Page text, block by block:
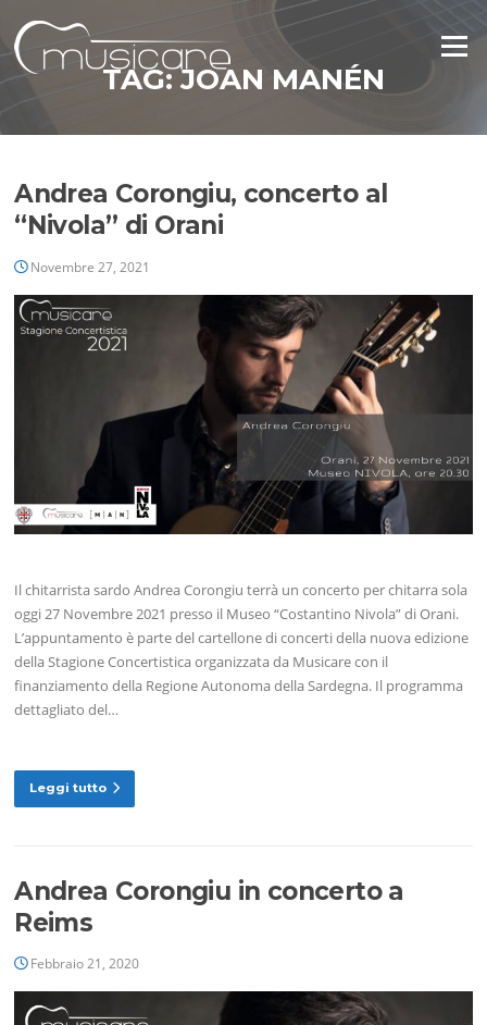
contenuto
Menu
TAG:JOAN MANÉN
Andrea Corongiu, concerto al
“Nivola” di Orani
Novembre 27, 2021
Il chitarrista sardo Andrea Corongiu terrà un concerto per chitarra sola
oggi 27 Novembre 2021 presso il Museo “Costantino Nivola” di Orani.
L’appuntamento è parte del cartellone di concerti della nuova edizione
della Stagione Concertistica organizzata da Musicare con il
finanziamento della Regione Autonoma della Sardegna. Il programma
dettagliato del…
Leggi tutto
Andrea Corongiu in concerto a
Reims
Febbraio 21, 2020